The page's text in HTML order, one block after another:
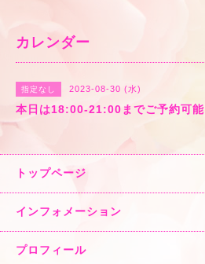
カレンダー
指定なし 2023-08-30 (水)
本日は18:00-21:00までご予約可能
トップページ
インフォメーション
プロフィール